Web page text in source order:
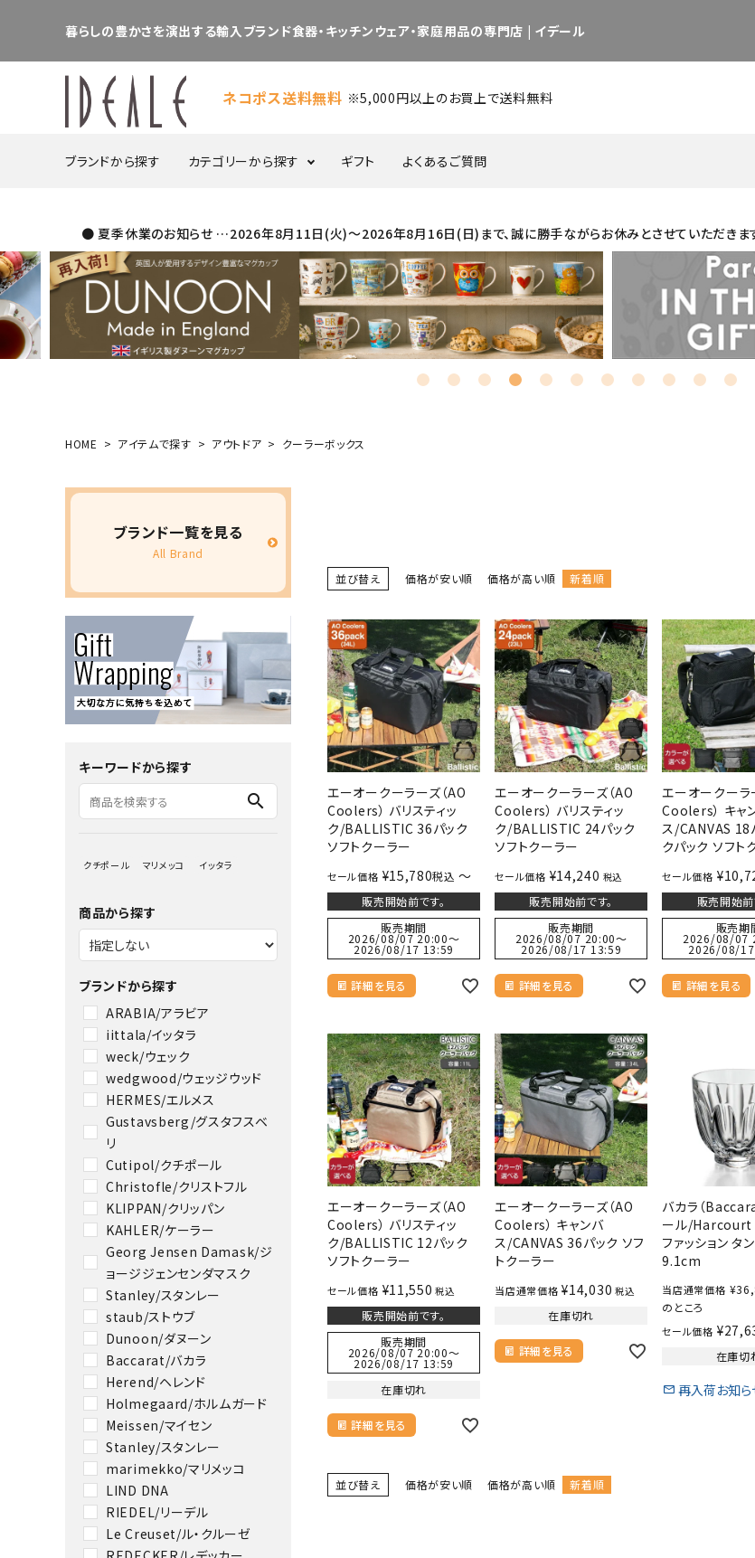
暮らしの豊かさを演出する輸入ブランド食器・キッチンウェア・家庭用品の専門店 | イデール
ネコポス送料無料 ※5,000円以上のお買上で送料無料
ブランドから探す カテゴリーから探す
食器・カトラリー キッチン用品・調理用品 インテリア用品 他 日
プレート ボウル グラス
ポット／シュガー／
ケーキスタンド カトラリー ピッチャー／デカンタ
ギフト よくあるご質問
● 夏季休業のお知らせ …2026年8月11日(火)～2026年8月16日(日)まで、誠に勝手ながらお休みとさせていただきます
HOME アイテムで探す アウトドア クーラーボックス
ブランド一覧を見る
All Brand
キーワードから探す
search
クチポール マリメッコ イッタラ
商品から探す
ブランドから探す
ARABIA/アラビア
iittala/イッタラ
weck/ウェック
wedgwood/ウェッジウッド
HERMES/エルメス
Gustavsberg/グスタフスベ
リ
Cutipol/クチポール
Christofle/クリストフル
KLIPPAN/クリッパン
KAHLER/ケーラー
Georg Jensen Damask/ジ
ョージジェンセンダマスク
Stanley/スタンレー
staub/ストウブ
Dunoon/ダヌーン
Baccarat/バカラ
Herend/ヘレンド
Holmegaard/ホルムガード
Meissen/マイセン
Stanley/スタンレー
marimekko/マリメッコ
LIND DNA
RIEDEL/リーデル
Le Creuset/ル・クルーゼ
並び替え 価格が安い順 価格が高い順 新着順
エーオークーラーズ（AO
Coolers） バリスティッ
ク/BALLISTIC 36パック
ソフトクーラー
セール価格 ¥15,780税込 〜
販売開始前です。
販売期間
2026/08/07 20:00〜
2026/08/17 13:59
詳細を見る
エーオークーラーズ（AO
Coolers） バリスティッ
ク/BALLISTIC 24パック
ソフトクーラー
セール価格 ¥14,240 税込
販売開始前です。
販売期間
2026/08/07 20:00〜
2026/08/17 13:59
詳細を見る
エーオークーラ
Coolers） キャ
ス/CANVAS 18
クパック ソフト
セール価格 ¥
販売開始前
販売期
2026/08/07
2026/08/
詳細を見る
エーオークーラーズ（AO
Coolers） バリスティッ
ク/BALLISTIC 12パック
ソフトクーラー
セール価格 ¥11,550 税込
販売開始前です。
販売期間
2026/08/07 20:00〜
2026/08/17 13:59
在庫切れ
詳細を見る
エーオークーラーズ（AO
Coolers） キャンバ
ス/CANVAS 36パック ソフ
トクーラー
当店通常価格 ¥14,030 税込
在庫切れ
詳細を見る
バカラ（
ール/Harcourt
ファッション タ
9.1cm
当店通常価格 ¥
のところ
セール価格 ¥
在庫切
再入荷お知ら
並び替え 価格が安い順 価格が高い順 新着順